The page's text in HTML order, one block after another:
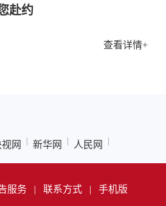
赴约
查看详情+
网 新华网 人民网
服务 | 联系方式 | 手机版